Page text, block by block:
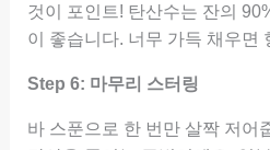
것이 포인트! 탄산수는 잔의
이 좋습니다. 너무 가득 채우면
Step 6: 마무리 스터링
바 스푼으로 한 번만 살짝 저어